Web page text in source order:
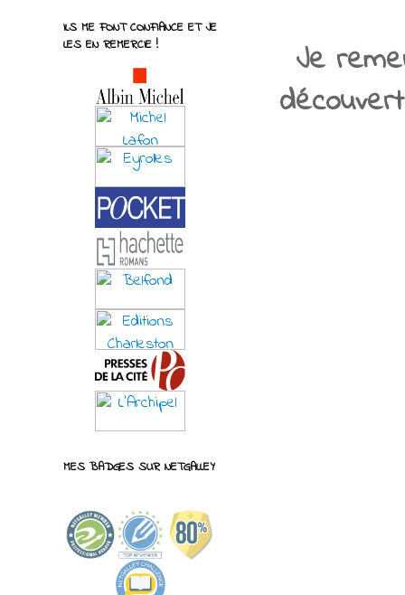
Je
ILS ME FONT CONFIANCE ET JE
LES EN REMERCIE !
MES BADGES SUR NETGALLEY